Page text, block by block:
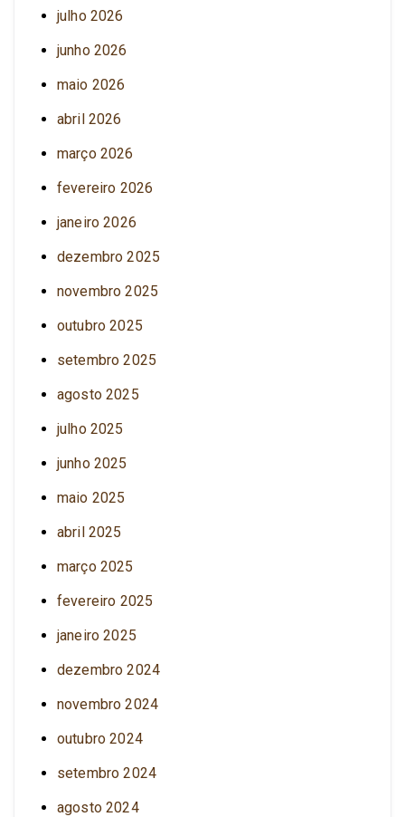
julho 2026
junho 2026
maio 2026
abril 2026
março 2026
fevereiro 2026
janeiro 2026
dezembro 2025
novembro 2025
outubro 2025
setembro 2025
agosto 2025
julho 2025
junho 2025
maio 2025
abril 2025
março 2025
fevereiro 2025
janeiro 2025
dezembro 2024
novembro 2024
outubro 2024
setembro 2024
agosto 2024